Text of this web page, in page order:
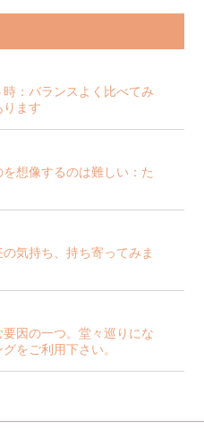
：バランスよく比べてみ
ります
想像するのは難しい：た
気持ち、持ち寄ってみま
因の一つ。堂々巡りにな
をご利用下さい。